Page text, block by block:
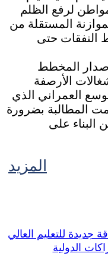
لرفع الظلم
المستقلة من
النفقات حتى
المخطط
الأرصفة
العمراني الذي
المطالبة بضرورة
البناء على
المزيد
جديدة للتعليم العالي
الدولية